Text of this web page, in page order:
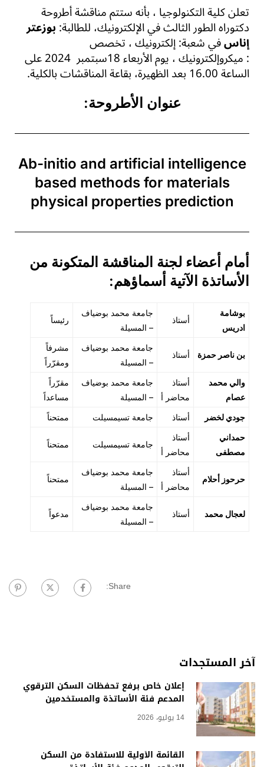
تعلن كلية التكنولوجيا ، بأنه ستتم مناقشة أطروحة
دكتوراه الطور الثالث فيالإلكترونيك،للطالبة:بوزعتر
إناسفي شعبة:إلكترونيك، تخصص
:ميكروإلكترونيك، يوم الأربعاء 18سبتمبر 2024 على
الساعة 16.00 بعد الظهيرة، بقاعة المناقشات بالكلية .
عنوان الأطروحة:
Ab-initio and artificial intelligence
based methods for materials
physical properties prediction
أمام أعضاء لجنة المناقشة المتكونة من
الأساتذة الآتية أسماؤهم:
بوشامة
ادريس
أستاذ
جامعة محمد بوضياف
– المسيلة
رئيساً
بن ناصر حمزة أستاذ
جامعة محمد بوضياف
– المسيلة
مشرفاً
ومقرّراً
والي محمد
عصام
أستاذ
محاضر أ
جامعة محمد بوضياف
– المسيلة
مقرّراً
مساعداً
جودي لخضر
أستاذ جامعة تسيمسيلت
ممتحناً
حمداني
مصطفى
أستاذ
محاضر أ
جامعة تسيمسيلت ممتحناً
حرحوز أحلام
أستاذ
محاضر أ
جامعة محمد بوضياف
– المسيلة
ممتحناً
لعجال محمد أستاذ
جامعة محمد بوضياف
– المسيلة
مدعواً
Share:
آخر المستجدات
إعلان خاص برفع تحفظات السكن الترقوي
المدعم فئة الأساتذة والمستخدمين
14 يوليو، 2026
القائمة الأولية للاستفادة من السكن